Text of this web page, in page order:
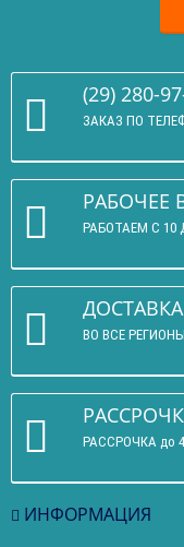
(29) 280-
ЗАКАЗ ПО
РАБОЧЕЕ
РАБОТАЕМ С 10
ДОСТАВКА
ВО ВСЕ РЕГИОНЫ
РАССРОЧКА до
ИНФОРМАЦИЯ